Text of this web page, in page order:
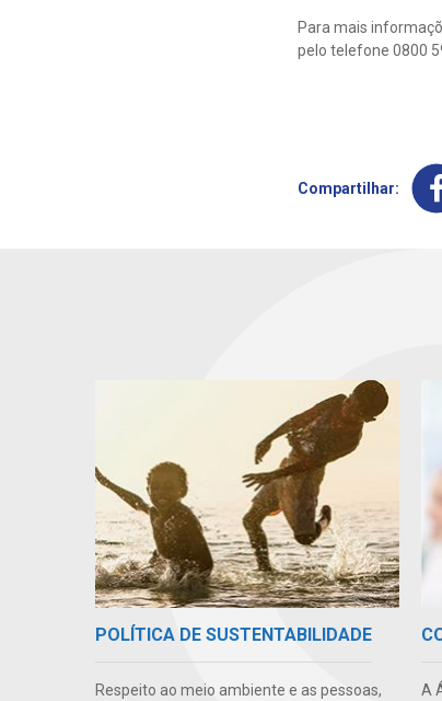
Para mais
pelo telefone 0800
Compartilhar:
POLÍTICA DE SUSTENTABILIDADE
Respeito ao meio ambiente e as pessoas,
A